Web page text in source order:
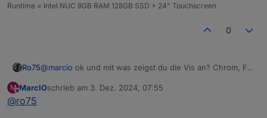
Runtime = Intel NUC 8GB RAM 128GB SSD + 24" Touchscreen
0
Ro75@marcio ok und mit was zeigst du die Vis an? Chrom, FF,
Ro75
M
Offline
MarcIOschrieb am 3. Dez. 2024, 07:55
zuletzt editiert von
@ro75